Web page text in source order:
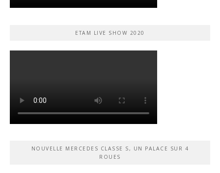
ETAM LIVE SHOW 2020
NOUVELLE MERCEDES CLASSE S, UN PALACE SUR 4
ROUES